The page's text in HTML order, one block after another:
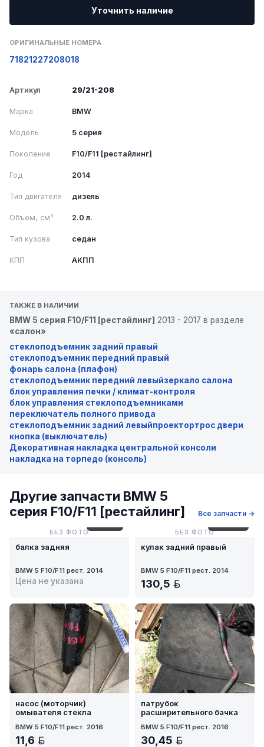
Уточнить наличие
ОРИГИНАЛЬНЫЕ НОМЕРА
71821227208018
Артикул 29/21-208
Марка BMW
Модель 5 серия
Поколение F10/F11 [рестайлинг]
Год 2014
Тип двигателя дизель
Объем, см³ 2.0 л.
Тип кузова седан
КПП АКПП
ТАКЖЕ В НАЛИЧИИ
BMW 5 серия F10/F11 [рестайлинг] 2013 - 2017 в разделе
«салон»
стеклоподъемник задний правый
стеклоподъемник передний правый
фонарь салона (плафон)
стеклоподъемник передний левыйзеркало салона
блок управления печки / климат-контроля
блок управления стеклоподъемниками
переключатель полного привода
стеклоподъемник задний левыйпроектортрос двери
кнопка (выключатель)
Декоративная накладка центральной консоли
накладка на торпедо (консоль)
Другие запчасти BMW 5
серия F10/F11 [рестайлинг]
Все запчасти →
БЕЗ ФОТО
балка задняя
BMW 5 F10/F11 рест. 2014
Цена не указана
БЕЗ ФОТО
кулак задний правый
BMW 5 F10/F11 рест. 2014
130,5
насос (моторчик)
омывателя стекла
BMW 5 F10/F11 рест. 2016
11,6
патрубок
расширительного бачка
BMW 5 F10/F11 рест. 2016
30,45